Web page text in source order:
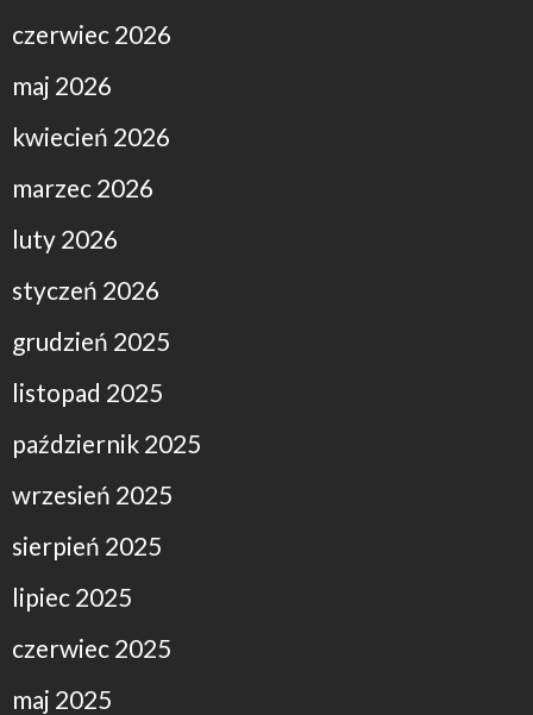
czerwiec 2026
maj 2026
kwiecień 2026
marzec 2026
luty 2026
styczeń 2026
grudzień 2025
listopad 2025
październik 2025
wrzesień 2025
sierpień 2025
lipiec 2025
czerwiec 2025
maj 2025